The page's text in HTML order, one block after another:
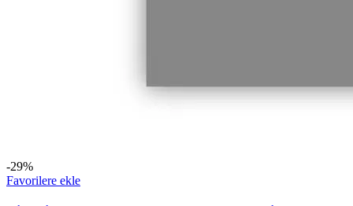
-29%
Favorilere ekle